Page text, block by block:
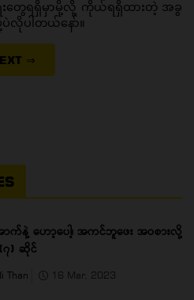
တွေရရှိမှာမို့လို့ ကိုယ်ရရှိထားတဲ့ အခွ
လိုပါတယ်နော်။
⇒
ာက်နဲ့ ဟော့ပေါ့၊ အကင်ဘူဖေး အဝစားလို့
) ဆိုင်
Than 16 Mar, 2023